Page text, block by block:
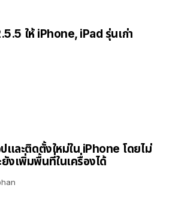
ให้ iPhone, iPad รุ่นเก่า
ละติดตั้งใหม่ใน iPhone โดยไม่
งเพิ่มพื้นที่ในเครื่องได้